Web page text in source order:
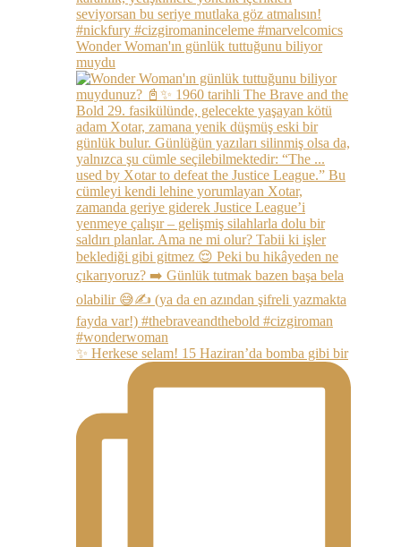
Wonder Woman'ın günlük tuttuğunu biliyor
muydu
✨ Herkese selam! 15 Haziran’da bomba gibi bir